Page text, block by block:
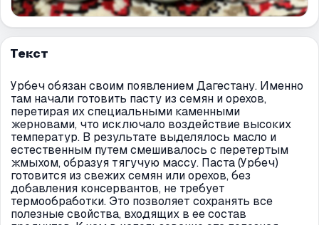
Текст
Урбеч обязан своим появлением Дагестану. Именно
там начали готовить пасту из семян и орехов,
перетирая их специальными каменными
жерновами, что исключало воздействие высоких
температур. В результате выделялось масло и
естественным путем смешивалось с перетертым
жмыхом, образуя тягучую массу. Паста (Урбеч)
готовится из свежих семян или орехов, без
добавления консервантов, не требует
термообработки. Это позволяет сохранять все
полезные свойства, входящих в ее состав